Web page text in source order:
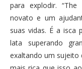
para explodir.
novato e um
suas vidas. É a isca
lata superando
exaltando um sujeito